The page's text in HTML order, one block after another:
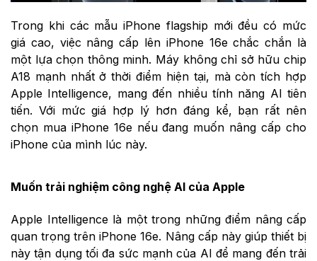
Trong khi các mẫu iPhone flagship mới đều có mức
giá cao, việc nâng cấp lên iPhone 16e chắc chắn là
một lựa chọn thông minh. Máy không chỉ sở hữu chip
A18 mạnh nhất ở thời điểm hiện tại, mà còn tích hợp
Apple Intelligence, mang đến nhiều tính năng AI tiên
tiến. Với mức giá hợp lý hơn đáng kể, bạn rất nên
chọn mua iPhone 16e nếu đang muốn nâng cấp cho
iPhone của mình lúc này.
Muốn trải nghiệm công nghệ AI của Apple
Apple Intelligence là một trong những điểm nâng cấp
quan trọng trên iPhone 16e. Nâng cấp này giúp thiết bị
này tận dụng tối đa sức mạnh của AI để mang đến trải